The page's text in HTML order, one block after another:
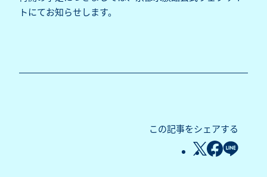
トにてお知らせします。
この記事をシェアする